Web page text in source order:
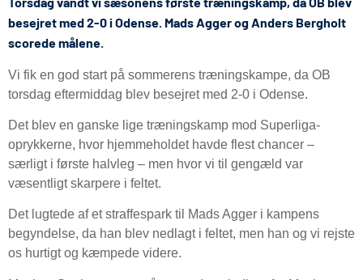
besejret med 2-0 i Odense. Mads Agger og Anders Bergholt
scorede målene.
Vi fik en god start på sommerens træningskampe, da OB
torsdag eftermiddag blev besejret med 2-0 i Odense.
Det blev en ganske lige træningskamp mod Superliga-
oprykkerne, hvor hjemmeholdet havde flest chancer –
særligt i første halvleg – men hvor vi til gengæld var
væsentligt skarpere i feltet.
Det lugtede af et straffespark til Mads Agger i kampens
begyndelse, da han blev nedlagt i feltet, men han og vi rejste
os hurtigt og kæmpede videre.